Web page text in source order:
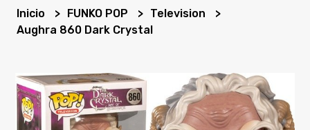
Inicio FUNKO POP
Television
Aughra 860 Dark Crystal